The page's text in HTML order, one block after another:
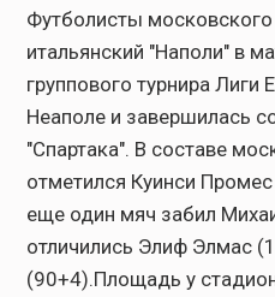
Футболисты
итальянский "Наполи" в
группового турнира
Неаполе и завершилась
"Спартака". В составе
отметился Куинси
еще один мяч забил
отличились Элиф Элмас
(90+4).Площадь у